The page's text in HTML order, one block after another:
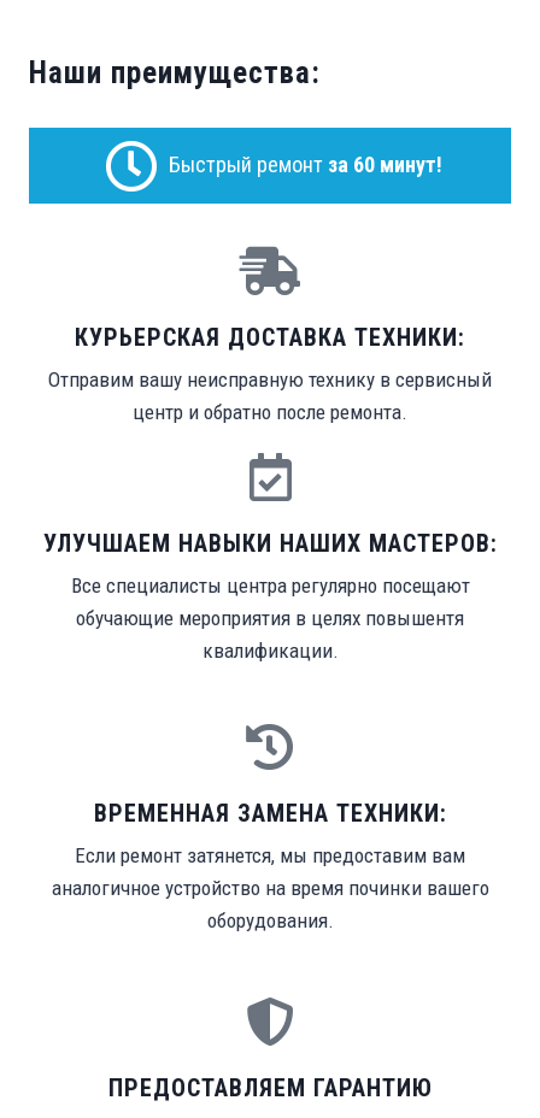
Наши преимущества:
Быстрый ремонт за 60 минут!
КУРЬЕРСКАЯ ДОСТАВКА ТЕХНИКИ:
Отправим вашу неисправную технику в сервисный
центр и обратно после ремонта.
УЛУЧШАЕМ НАВЫКИ НАШИХ МАСТЕРОВ:
Все специалисты центра регулярно посещают
обучающие мероприятия в целях повышентя
квалификации.
ВРЕМЕННАЯ ЗАМЕНА ТЕХНИКИ:
Если ремонт затянется, мы предоставим вам
аналогичное устройство на время починки вашего
оборудования.
ПРЕДОСТАВЛЯЕМ ГАРАНТИЮ